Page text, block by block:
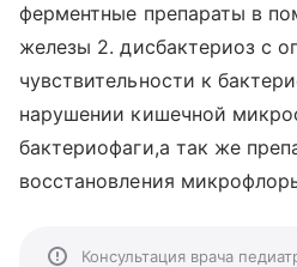
ферментные препараты в
железы 2. дисбактериоз с
чувствительности к
нарушении кишечной
бактериофаги,а так же
восстановления
Консультация врача